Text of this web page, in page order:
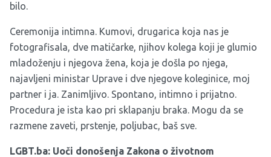
bilo.
Ceremonija intimna. Kumovi, drugarica koja nas je
fotografisala, dve matičarke, njihov kolega koji je glumio
mladoženju i njegova žena, koja je došla po njega,
najavljeni ministar Uprave i dve njegove koleginice, moj
partner i ja. Zanimljivo. Spontano, intimno i prijatno.
Procedura je ista kao pri sklapanju braka. Mogu da se
razmene zaveti, prstenje, poljubac, baš sve.
LGBT.ba: Uoči donošenja Zakona o životnom